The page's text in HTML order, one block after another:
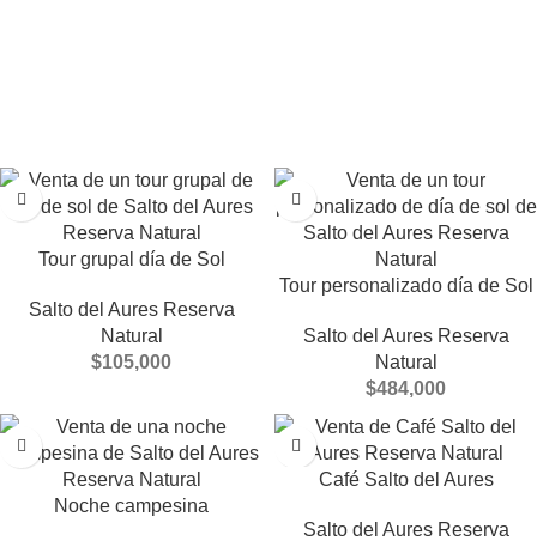
Tour grupal día de Sol
Salto del Aures Reserva
Natural
$105,000
Tour personalizado día de Sol
Salto del Aures Reserva
Natural
$484,000
Noche campesina
Café Salto del Aures
Salto del Aures Reserva